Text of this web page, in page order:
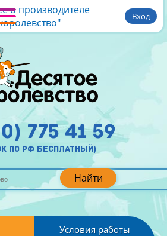
о производителе
Вход
Найти
775 41 59
по рф бесплатный)
Условия работы